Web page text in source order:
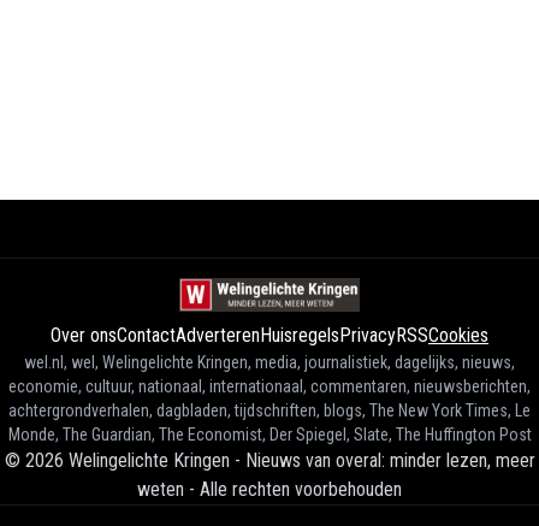
Over onsContactAdverterenHuisregelsPrivacyRSSCookies
wel.nl, wel, Welingelichte Kringen, media, journalistiek, dagelijks, nieuws,
economie, cultuur, nationaal, internationaal, commentaren, nieuwsberichten,
achtergrondverhalen, dagbladen, tijdschriften, blogs, The New York Times, Le
Monde, The Guardian, The Economist, Der Spiegel, Slate, The Huffington Post
© 2026 Welingelichte Kringen - Nieuws van overal: minder lezen, meer
weten - Alle rechten voorbehouden